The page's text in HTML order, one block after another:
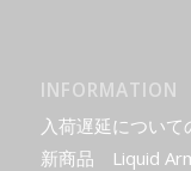
INFORMATION
入荷遅延について
新商品 Liquid